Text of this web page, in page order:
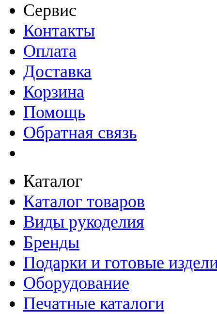
Сервис
Контакты
Оплата
Доставка
Корзина
Помощь
Обратная связь
Каталог
Каталог товаров
Виды рукоделия
Бренды
Подарки и готовые
Оборудование
Печатные каталоги